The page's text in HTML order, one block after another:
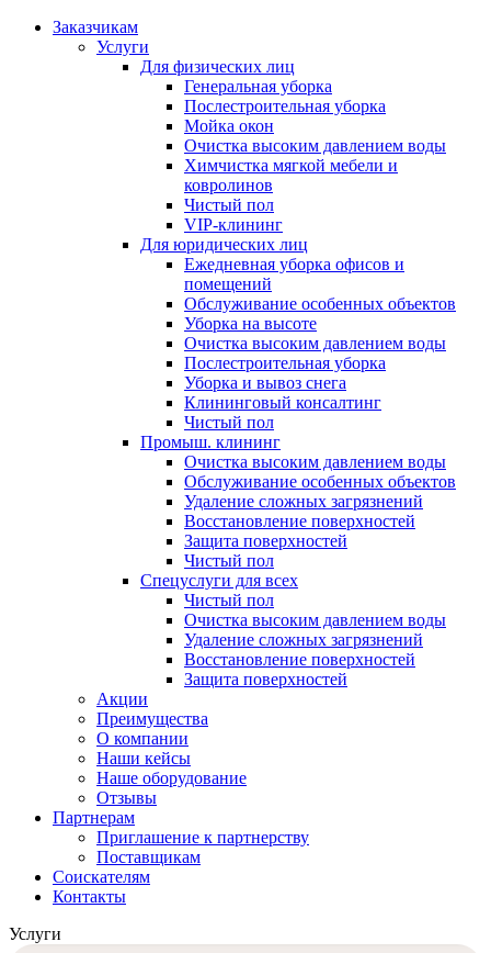
Заказчикам
Услуги
Для физических лиц
Генеральная уборка
Послестроительная уборка
Мойка окон
Очистка высоким давлением воды
Химчистка мягкой мебели и
ковролинов
Чистый пол
VIP-клининг
Для юридических лиц
Ежедневная уборка офисов и
помещений
Обслуживание особенных объектов
Уборка на высоте
Очистка высоким давлением воды
Послестроительная уборка
Уборка и вывоз снега
Клининговый консалтинг
Чистый пол
Промыш. клининг
Очистка высоким давлением воды
Обслуживание особенных объектов
Удаление сложных загрязнений
Восстановление поверхностей
Защита поверхностей
Чистый пол
Спецуслуги для всех
Чистый пол
Очистка высоким давлением воды
Удаление сложных загрязнений
Восстановление поверхностей
Защита поверхностей
Акции
Преимущества
О компании
Наши кейсы
Наше оборудование
Отзывы
Партнерам
Приглашение к партнерству
Поставщикам
Соискателям
Контакты
Услуги